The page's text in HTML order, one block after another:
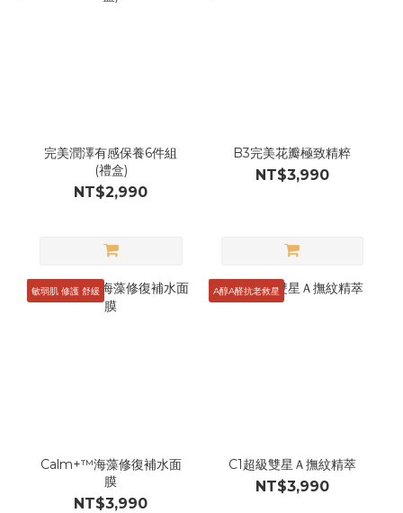
完美潤澤有感保養6件組
(禮盒)
NT$2,990
B3完美花瓣極致精粹
NT$3,990
敏弱肌 修護 舒緩
Calm+™海藻修復補水面
膜
NT$3,990
A醇A醛抗老救星
C1超級雙星Ａ撫紋精萃
NT$3,990